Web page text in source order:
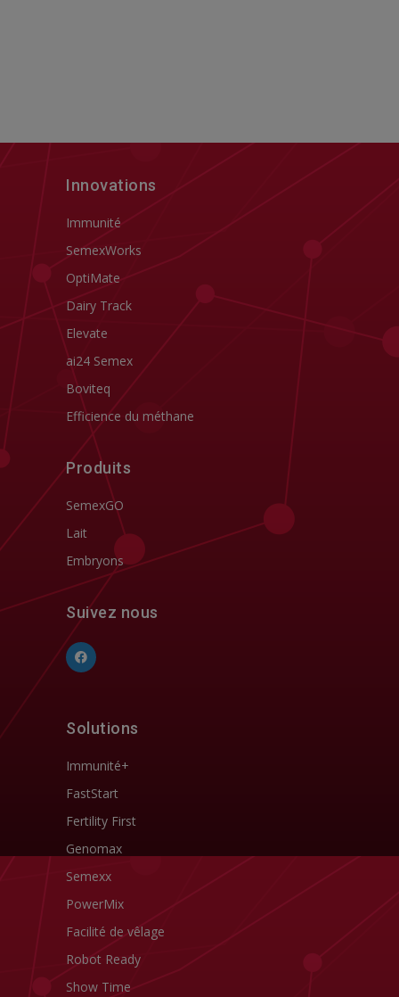
Innovations
Immunité
SemexWorks
OptiMate
Dairy Track
Elevate
ai24 Semex
Boviteq
Efficience du méthane
Produits
SemexGO
Lait
Embryons
Suivez nous
Solutions
Immunité+
FastStart
Fertility First
Genomax
Semexx
PowerMix
Facilité de vêlage
Robot Ready
Show Time